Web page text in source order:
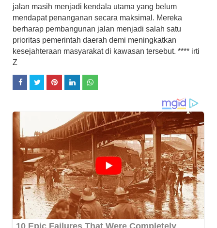
jalan masih menjadi kendala utama yang belum
mendapat penanganan secara maksimal. Mereka
berharap pembangunan jalan menjadi salah satu
prioritas pemerintah daerah demi meningkatkan
kesejahteraan masyarakat di kawasan tersebut. **** irti
Z